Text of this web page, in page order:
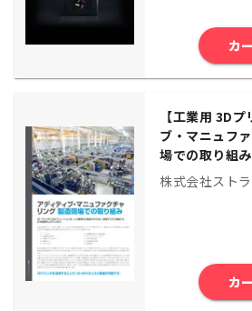
カ
【工業用 3D
ブ・マニュフ
場での取り組み
株式会社スト
カ